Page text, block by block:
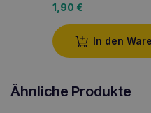
1,90 €
In den
Ähnliche Produkte